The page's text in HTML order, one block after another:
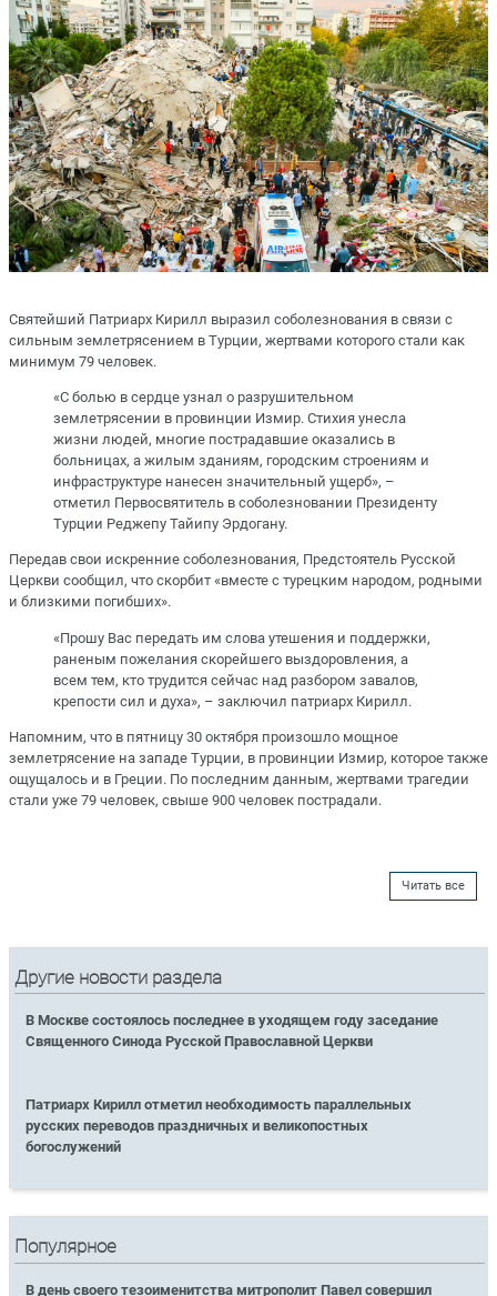
Святейший Патриарх Кирилл выразил соболезнования в связи с
сильным землетрясением в Турции, жертвами которого стали как
минимум 79 человек.
«С болью в сердце узнал о разрушительном
землетрясении в провинции Измир. Стихия унесла
жизни людей, многие пострадавшие оказались в
больницах, а жилым зданиям, городским строениям и
инфраструктуре нанесен значительный ущерб», –
отметил Первосвятитель в соболезновании Президенту
Турции Реджепу Тайипу Эрдогану.
Передав свои искренние соболезнования, Предстоятель Русской
Церкви сообщил, что скорбит «вместе с турецким народом, родными
и близкими погибших».
«Прошу Вас передать им слова утешения и поддержки,
раненым пожелания скорейшего выздоровления, а
всем тем, кто трудится сейчас над разбором завалов,
крепости сил и духа», – заключил патриарх Кирилл.
Напомним, что в пятницу 30 октября произошло мощное
землетрясение на западе Турции, в провинции Измир, которое также
ощущалось и в Греции. По последним данным, жертвами трагедии
стали уже 79 человек, свыше 900 человек пострадали.
Читать все
Другие новости раздела
В Москве состоялось последнее в уходящем году заседание
Священного Синода Русской Православной Церкви
Патриарх Кирилл отметил необходимость параллельных
русских переводов праздничных и великопостных
богослужений
Популярное
В день своего тезоименитства митрополит Павел совершил